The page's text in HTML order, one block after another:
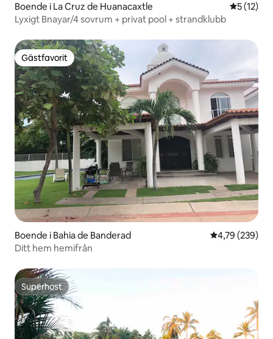
Boende i La Cruz de Huanacaxtle 5 av 5 i
5 (12)
Lyxigt Bnayar/4 sovrum + privat pool + strandklubb
Gästfavorit
Gästfavorit
Boende i Bahia de Banderad 4,79 av 5 i
4,79 (239)
Ditt hem hemifrån
Superhost
Superhost